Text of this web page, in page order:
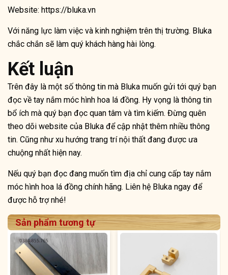
Website: https://bluka.vn
Với năng lực làm việc và kinh nghiệm trên thị trường. Bluka
chắc chắn sẽ làm quý khách hàng hài lòng.
Kết luận
Trên đây là một số thông tin mà Bluka muốn gửi tới quý bạn
đọc về tay nắm móc hình hoa lá đồng. Hy vọng là thông tin
bổ ích mà quý bạn đọc quan tâm và tìm kiếm. Đừng quên
theo dõi website của Bluka để cập nhật thêm nhiều thông
tin. Cũng như xu hướng trang trí nội thất đang được ưa
chuộng nhất hiện nay.
Nếu quý bạn đọc đang muốn tìm địa chỉ cung cấp tay nắm
móc hình hoa lá đồng chính hãng. Liên hệ Bluka ngay để
được hỗ trợ nhé!
Sản phẩm tương tự